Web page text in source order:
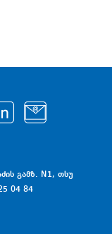
გამზ. N1, თსუ
04 84